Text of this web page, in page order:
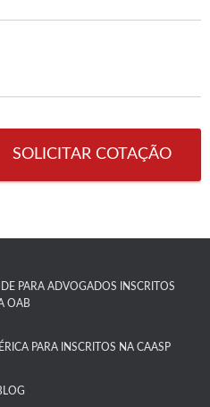
SOLICITAR COTAÇÃO
PARA ADVOGADOS INSCRITOS
OAB
PARA INSCRITOS NA CAASP​